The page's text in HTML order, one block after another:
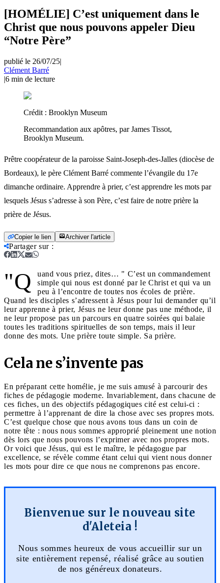
[HOMÉLIE] C’est uniquement dans le
Christ que nous pouvons appeler Dieu
“Notre Père”
publié le 26/07/25|
Clément Barré
|6 min de lecture
Crédit : Brooklyn Museum
Recommandation aux apôtres, par James Tissot,
Brooklyn Museum.
Prêtre coopérateur de la paroisse Saint-Joseph-des-Jalles (diocèse de
Bordeaux), le père Clément Barré commente l’évangile du 17e
dimanche ordinaire. Apprendre à prier, c’est apprendre les mots par
lesquels Jésus s’adresse à son Père, c’est faire de notre prière la
prière de Jésus.
Copier le lien Archiver l'article
Partager sur:
"Q
uand vous priez, dites… " C’est un commandement
simple qui nous est donné par le Christ et qui va un
peu à l’encontre de toutes nos écoles de prière.
Quand les disciples s’adressent à Jésus pour lui demander qu’il
leur apprenne à prier, Jésus ne leur donne pas une méthode, il
ne leur propose pas un parcours en quatre soirées qui balaie
toutes les traditions spirituelles de son temps, mais il leur
donne des mots. Une prière toute simple. Sa prière.
Cela ne s’invente pas
En préparant cette homélie, je me suis amusé à parcourir des
fiches de pédagogie moderne. Invariablement, dans chacune de
ces fiches, un des objectifs pédagogiques cité est celui-ci :
permettre à l’apprenant de dire la chose avec ses propres mots.
C’est quelque chose que nous avons tous dans un coin de
notre tête : nous nous sommes approprié pleinement une notion
dès lors que nous pouvons l’exprimer avec nos propres mots.
Or voici que Jésus, qui est le maître, le pédagogue par
excellence, se révèle comme étant celui qui vient nous donner
les mots pour dire ce que nous ne comprenons pas encore.
Bienvenue sur le nouveau site
d'Aleteia !
Nous sommes heureux de vous accueillir sur un
site entièrement repensé, réalisé grâce au soutien
de nos généreux donateurs.